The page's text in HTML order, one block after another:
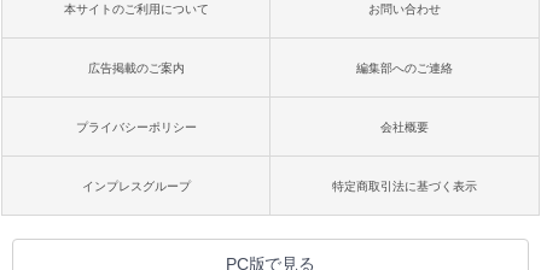
本サイトのご利用について お問い合わせ
広告掲載のご案内 編集部へのご連絡
プライバシーポリシー 会社概要
インプレスグループ 特定商取引法に基づく表示
PC版で見る